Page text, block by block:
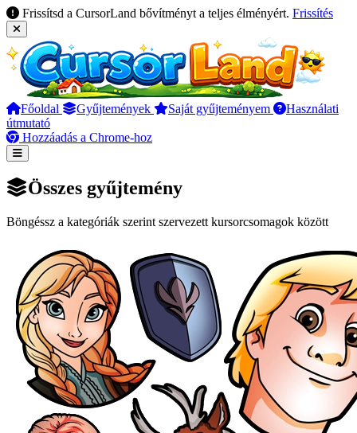
Frissítsd a CursorLand bővítményt a teljes élményért. Frissítés
Főoldal Gyűjtemények Saját gyűjteményem
Használati
útmutató
Hozzáadás a Chrome-hoz
Összes gyűjtemény
Böngéssz a kategóriák szerint szervezett kursorcsomagok között